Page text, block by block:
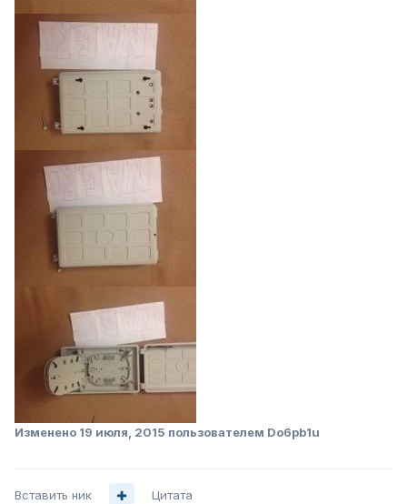
Изменено 19 июля, 2015 пользователем Do6pb1u
Вставить ник Цитата